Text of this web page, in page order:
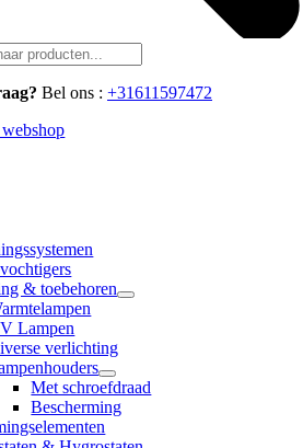
Bel ons : +31611597472
& toebehoren
Lampen
verlichting
Met schroefdraad
Bescherming